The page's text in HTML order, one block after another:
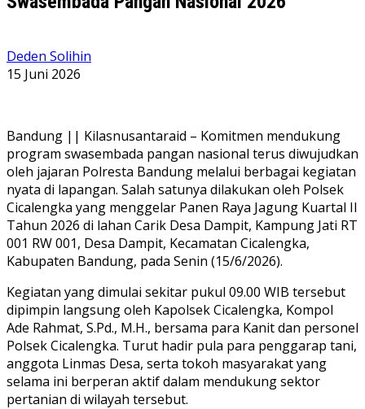
Deden Solihin
15 Juni 2026
Bandung || Kilasnusantaraid – Komitmen mendukung
program swasembada pangan nasional terus diwujudkan
oleh jajaran Polresta Bandung melalui berbagai kegiatan
nyata di lapangan. Salah satunya dilakukan oleh Polsek
Cicalengka yang menggelar Panen Raya Jagung Kuartal II
Tahun 2026 di lahan Carik Desa Dampit, Kampung Jati RT
001 RW 001, Desa Dampit, Kecamatan Cicalengka,
Kabupaten Bandung, pada Senin (15/6/2026).
Kegiatan yang dimulai sekitar pukul 09.00 WIB tersebut
dipimpin langsung oleh Kapolsek Cicalengka, Kompol
Ade Rahmat, S.Pd., M.H., bersama para Kanit dan personel
Polsek Cicalengka. Turut hadir pula para penggarap tani,
anggota Linmas Desa, serta tokoh masyarakat yang
selama ini berperan aktif dalam mendukung sektor
pertanian di wilayah tersebut.